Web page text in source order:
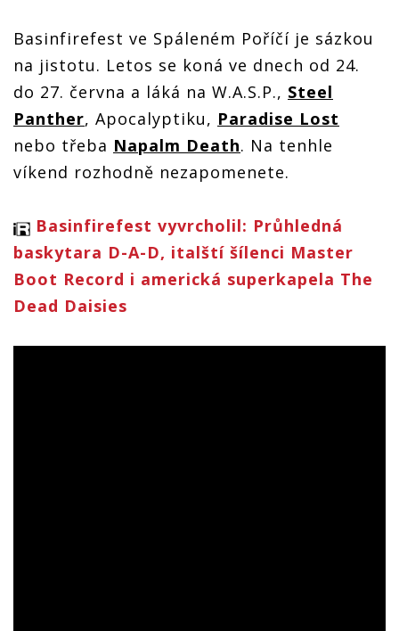
Basinfirefest ve Spáleném Poříčí je sázkou
na jistotu. Letos se koná ve dnech od 24.
do 27. června a láká na W.A.S.P., Steel
Panther, Apocalyptiku, Paradise Lost
nebo třeba Napalm Death. Na tenhle
víkend rozhodně nezapomenete.
Basinfirefest vyvrcholil: Průhledná
baskytara D-A-D, italští šílenci Master
Boot Record i americká superkapela The
Dead Daisies